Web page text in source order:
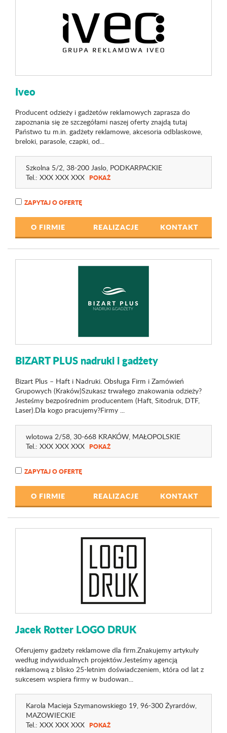
Iveo
Producent odzieży i gadżetów reklamowych zaprasza do
zapoznania się ze szczegółami naszej oferty znajdą tutaj
Państwo tu m.in. gadżety reklamowe, akcesoria odblaskowe,
breloki, parasole, czapki, od...
Szkolna 5/2, 38-200 Jaslo, PODKARPACKIE
Tel.: XXX XXX XXX POKAŻ
ZAPYTAJ O OFERTĘ
O FIRMIE REALIZACJE KONTAKT
BIZART PLUS nadruki i gadżety
Bizart Plus – Haft i Nadruki. Obsługa Firm i Zamówień
Grupowych (Kraków)Szukasz trwałego znakowania odzieży?
Jesteśmy bezpośrednim producentem (Haft, Sitodruk, DTF,
Laser).Dla kogo pracujemy?Firmy ...
wlotowa 2/58, 30-668 KRAKÓW, MAŁOPOLSKIE
Tel.: XXX XXX XXX POKAŻ
ZAPYTAJ O OFERTĘ
O FIRMIE REALIZACJE KONTAKT
Jacek Rotter LOGO DRUK
Oferujemy gadżety reklamowe dla firm.Znakujemy artykuły
według indywidualnych projektów.Jesteśmy agencją
reklamową z blisko 25-letnim doświadczeniem, która od lat z
sukcesem wspiera firmy w budowan...
Karola Macieja Szymanowskiego 19, 96-300 Żyrardów,
MAZOWIECKIE
Tel.: XXX XXX XXX POKAŻ